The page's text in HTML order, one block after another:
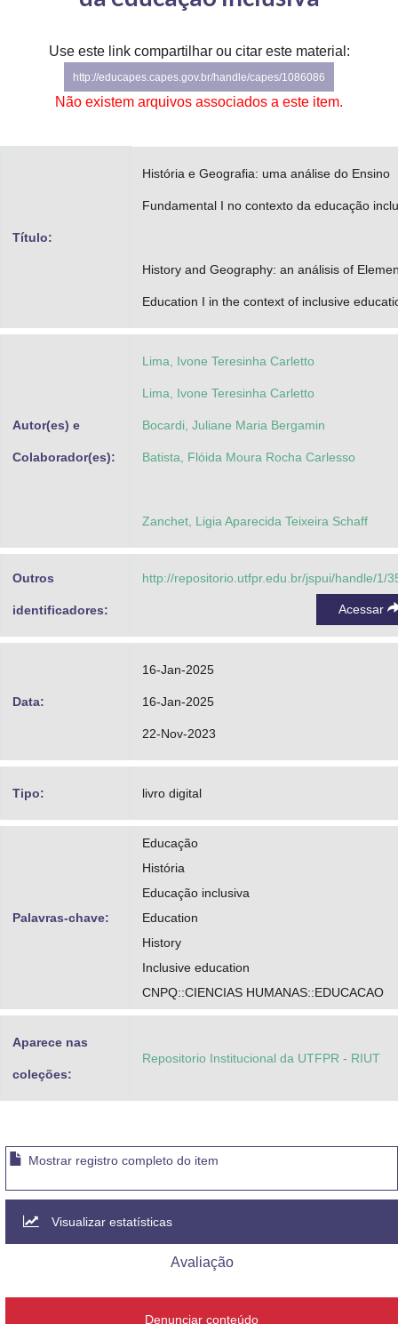
Use este link compartilhar ou citar este material:
http://educapes.capes.gov.br/handle/capes/1086086
Não existem arquivos associados a este item.
Título:
História e Geografia: uma análise do Ensino
Fundamental I no contexto da educação
History and Geography: an análisis of
Education I in the context of inclusive
Autor(es) e
Colaborador(es):
Lima, Ivone Teresinha Carletto
Lima, Ivone Teresinha Carletto
Bocardi, Juliane Maria Bergamin
Batista, Flóida Moura Rocha Carlesso
Zanchet, Ligia Aparecida Teixeira Schaff
Outros
identificadores:
http://repositorio.utfpr.edu.br/jspui/handle/1/
Acessar
Data:
16-Jan-2025
16-Jan-2025
22-Nov-2023
Tipo: livro digital
Palavras-chave:
Educação
História
Educação inclusiva
Education
History
Inclusive education
CNPQ::CIENCIAS HUMANAS::EDUCACAO
Aparece nas
coleções:
Repositorio Institucional da UTFPR - RIUT
Mostrar registro completo do item
Visualizar estatísticas
Avaliação
Denunciar conteúdo